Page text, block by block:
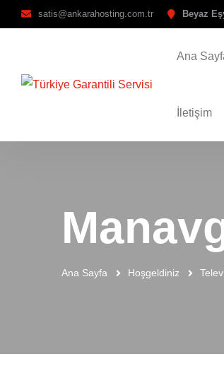
satis@ankarahosting.com.tr Beyaz
Ana
İletişim
Ana Sayfa Hoşgeldiniz